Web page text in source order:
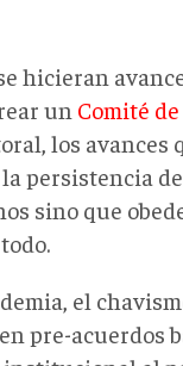
hicieran
un Comité
los avances
persistencia
sino que
el
pre-acuerdos